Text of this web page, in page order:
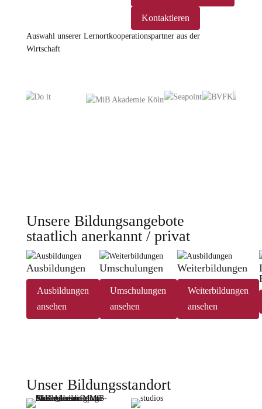
Kontaktieren
Auswahl unserer Lernortkooperationspartner aus der
Wirtschaft
Unsere Bildungsangebote
staatlich anerkannt / privat
Ausbildungen
Ausbildungen
ansehen
Umschulungen
Umschulungen
ansehen
Weiterbildungen
Weiterbildungen
ansehen
Unser Bildungsstandort